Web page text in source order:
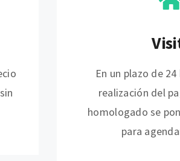
En un plazo de
realización del
homologado se
para